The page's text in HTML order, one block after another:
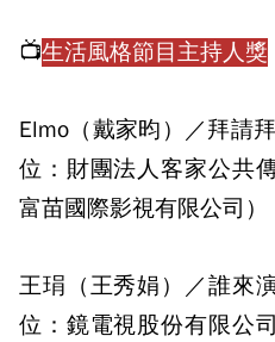
📺生活風格節目主持人獎
Elmo（戴家昀）／拜請
位：財團法人客家公共
富苗國際影視有限公司）
王琄（王秀娟）／誰來
位：鏡電視股份有限公